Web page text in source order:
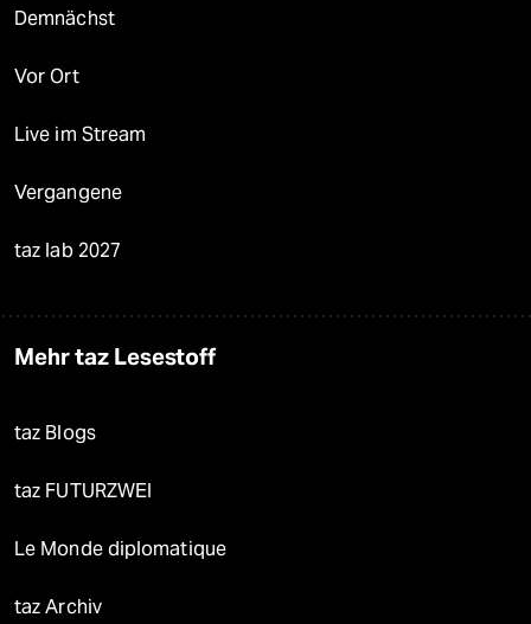
Demnächst
Vor Ort
Live im Stream
Vergangene
taz lab 2027
Mehr taz Lesestoff
taz Blogs
taz FUTURZWEI
Le Monde diplomatique
taz Archiv